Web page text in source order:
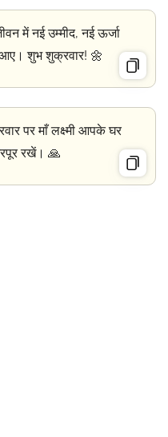
में नई उम्मीद, नई ऊर्जा
शुभ शुक्रवार! 🌼
पर माँ लक्ष्मी आपके घर
रखें। 🙏